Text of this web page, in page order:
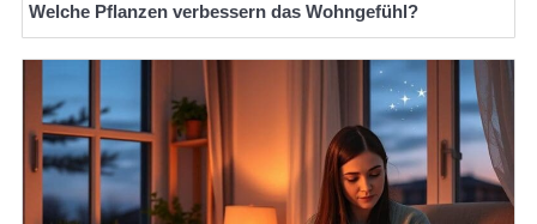
Welche Pflanzen verbessern das Wohngefühl?